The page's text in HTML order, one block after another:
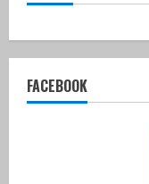
FACEBOOK